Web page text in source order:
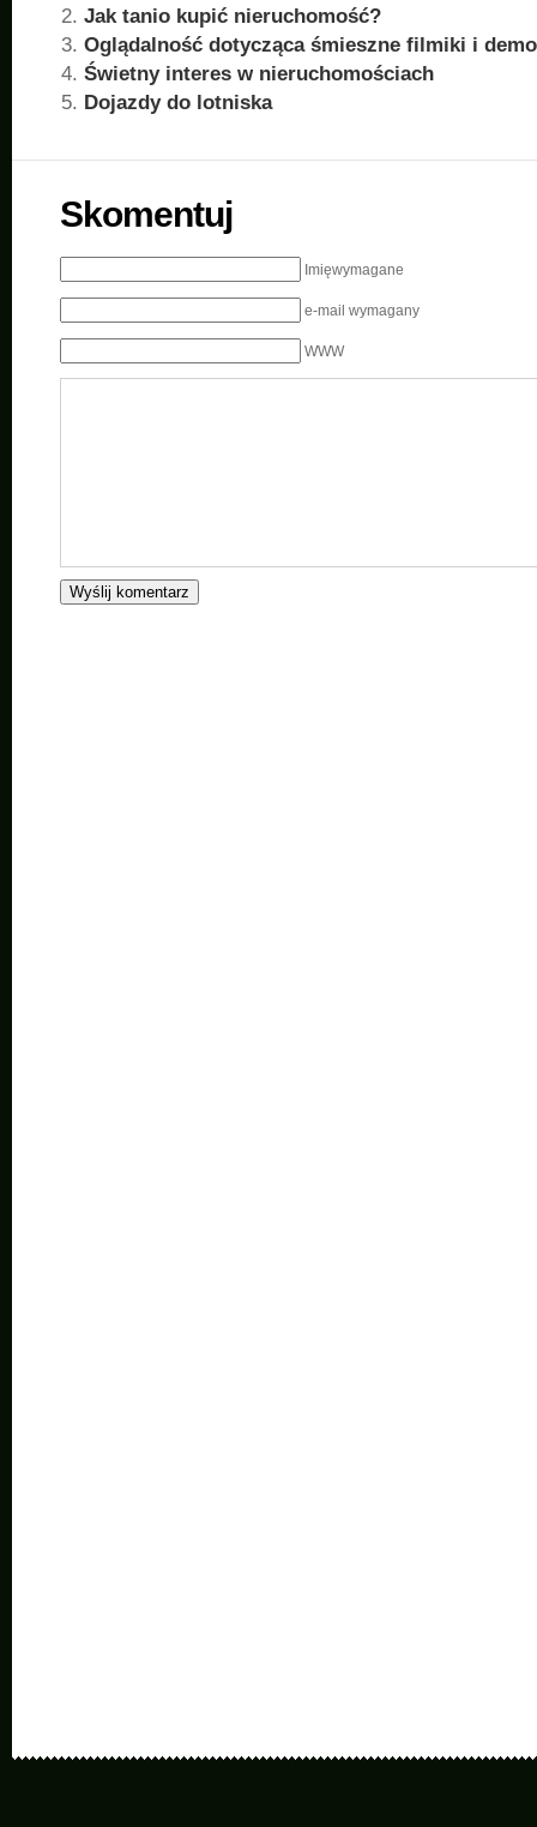
Jak tanio kupić nieruchomość?
Oglądalność dotycząca śmieszne filmiki i
Świetny interes w nieruchomościach
Dojazdy do lotniska
Skomentuj
Imięwymagane
e-mail wymagany
WWW